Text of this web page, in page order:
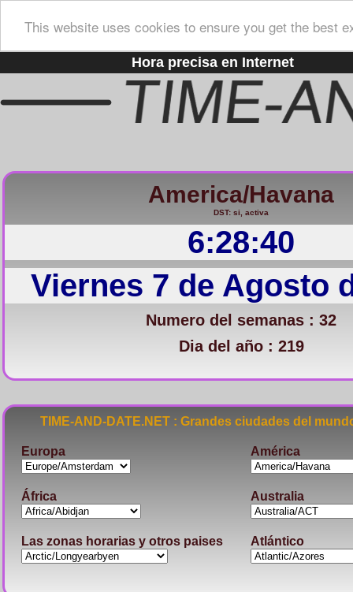
This website uses cookies to ensure you get the best
Hora precisa en Internet
America/Havana
DST: si, activa
6:28:41
Viernes 7 de Agosto
Numero del semanas : 32
Dia del año : 219
TIME-AND-DATE.NET : Grandes ciudades del
Europa América
África Australia
Las zonas horarias y otros paises Atlántico